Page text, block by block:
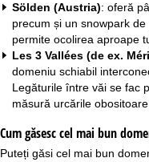
Sölden (Austria): oferă
precum și un snowpark
permite ocolirea aproape
Les 3 Vallées (de ex.
domeniu schiabil
Legăturile între văi se fac
măsură urcările
Cum găsesc cel mai bun
Puteți găsi cel mai bun